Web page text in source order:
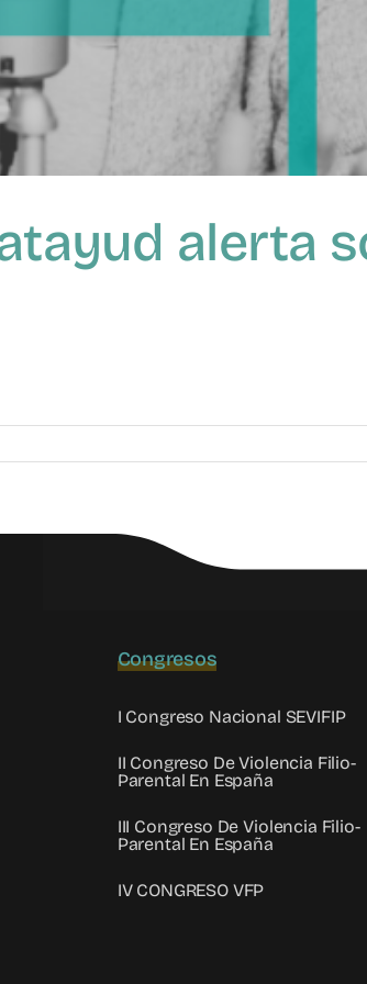
alerta
Congresos
I Congreso Nacional SEVIFIP
II Congreso De Violencia Filio-
Parental En España
III Congreso De Violencia Filio-
Parental En España
IV CONGRESO VFP